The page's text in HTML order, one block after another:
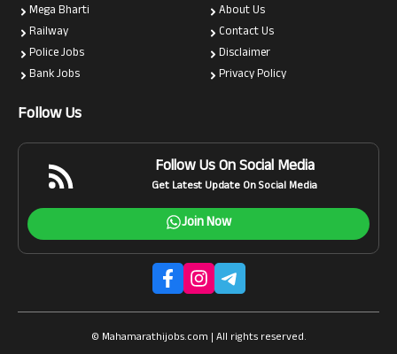
Mega Bharti
Railway
Police Jobs
Bank Jobs
About Us
Contact Us
Disclaimer
Privacy Policy
Follow Us
Follow Us On Social Media
Get Latest Update On Social Media
Join Now
© Mahamarathijobs.com | All rights reserved.